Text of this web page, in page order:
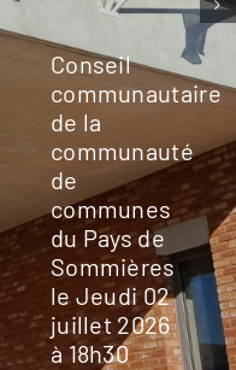
Conseil
communautaire
de la
communauté
de
communes
du Pays de
Sommières
le Jeudi 02
juillet 2026
à 18h30